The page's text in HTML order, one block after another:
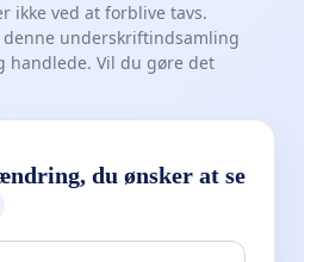
ikke ved at forblive tavs.
denne underskriftindsamling
handlede. Vil du gøre det
du ønsker at se